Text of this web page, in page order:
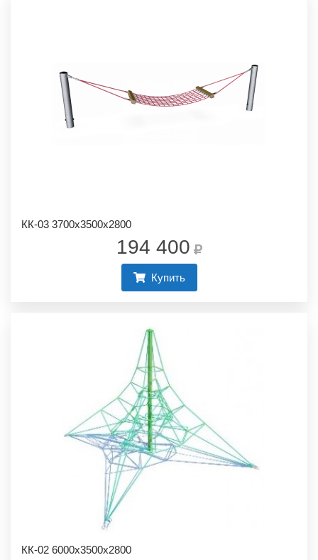
КК-03 3700х3500х2800
194 400
Купить
КК-02 6000х3500х2800